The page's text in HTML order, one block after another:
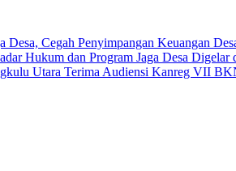
Desa, Cegah Penyimpangan Keuangan
Hukum dan Program Jaga Desa Digelar
Utara Terima Audiensi Kanreg VII